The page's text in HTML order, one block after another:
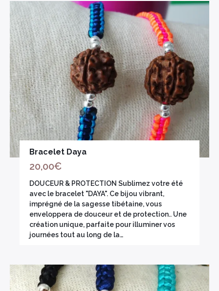
Bracelet Daya
20,00€
DOUCEUR & PROTECTION Sublimez votre été
avec le bracelet "DAYA". Ce bijou vibrant,
imprégné de la sagesse tibétaine, vous
enveloppera de douceur et de protection.. Une
création unique, parfaite pour illuminer vos
journées tout au long de la…